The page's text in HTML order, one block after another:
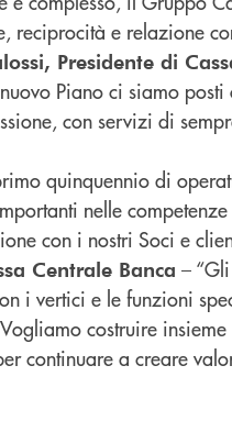
e relazione
Presidente di
Piano ci siamo
con servizi di
quinquennio di
nelle
con i nostri Soci e
Centrale Banca –
i vertici e le funzioni
costruire
continuare a creare